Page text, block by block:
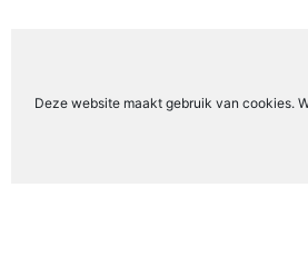
Deze website maakt gebruik van cookies.